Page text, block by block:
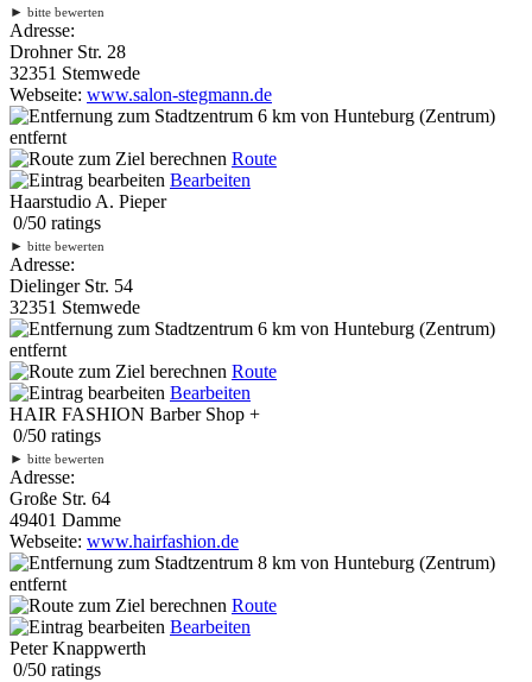
► bitte bewerten
Adresse:
Drohner Str. 28
32351 Stemwede
Webseite: www.salon-stegmann.de
6 km von Hunteburg (Zentrum)
entfernt
Route
Bearbeiten
Haarstudio A. Pieper
0/50 ratings
► bitte bewerten
Adresse:
Dielinger Str. 54
32351 Stemwede
6 km von Hunteburg (Zentrum)
entfernt
Route
Bearbeiten
HAIR FASHION Barber Shop +
0/50 ratings
► bitte bewerten
Adresse:
Große Str. 64
49401 Damme
Webseite: www.hairfashion.de
8 km von Hunteburg (Zentrum)
entfernt
Route
Bearbeiten
Peter Knappwerth
0/50 ratings